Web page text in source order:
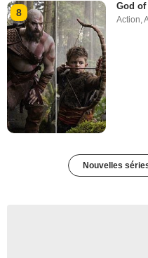
8
God of
Action,
Nouvelles